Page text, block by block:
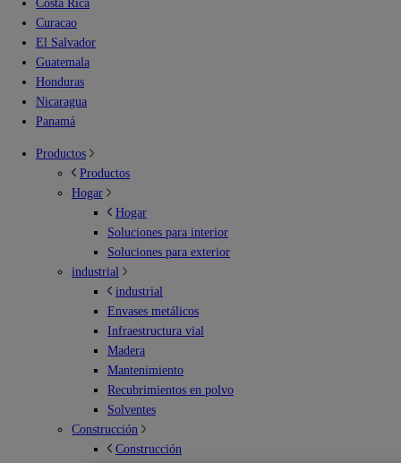
Curacao
El Salvador
Guatemala
Honduras
Nicaragua
Panamá
Productos
Productos
Hogar
Hogar
Soluciones para interior
Soluciones para exterior
industrial
industrial
Envases metálicos
Infraestructura vial
Madera
Mantenimiento
Recubrimientos en polvo
Solventes
Construcción
Construcción